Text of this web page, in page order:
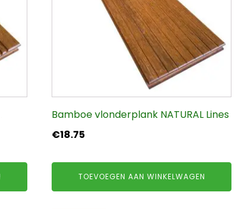
Bamboe vlonderplank NATURAL Lines
€18.75
TOEVOEGEN AAN WINKELWAGEN